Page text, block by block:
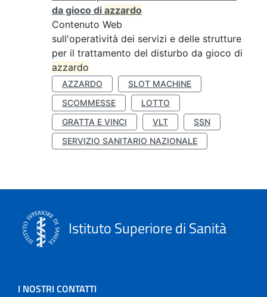
da gioco di azzardo
Contenuto Web
sull'operatività dei servizi e delle strutture
per il trattamento del disturbo da gioco di
azzardo
AZZARDO
SLOT MACHINE
SCOMMESSE
LOTTO
GRATTA E VINCI
VLT
SSN
SERVIZIO SANITARIO NAZIONALE
Istituto Superiore di Sanità
I NOSTRI CONTATTI